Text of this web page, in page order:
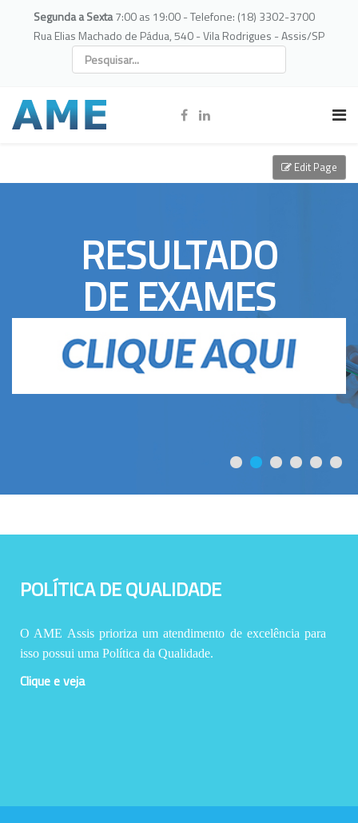
Segunda a Sexta7:00 as 19:00 - Telefone: (18) 3302-3700
Rua Elias Machado de Pádua, 540 - Vila Rodrigues - Assis/SP
RESULTADO
DE EXAMES
POLÍTICA DE QUALIDADE
O AME Assis prioriza um atendimento de excelência para
isso possui uma Política da Qualidade.
Clique e veja
Edit Page